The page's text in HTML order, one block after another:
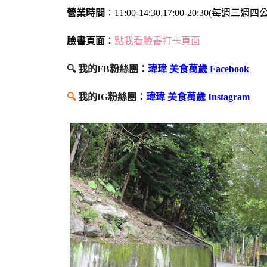
營業時間 ：11:00-14:30,17:00-20:30(每週三週四
臉書頁面 ： 點我看臉書打卡頁面
🔍 我的FB粉絲團： 瑋瑋 美食萬歲 Facebook
🔍我的IG粉絲團： 瑋瑋 美食萬歲 Instagram